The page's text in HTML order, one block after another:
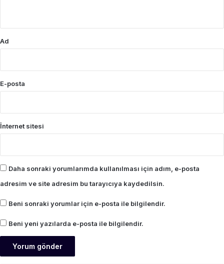
Ad
E-posta
İnternet sitesi
Daha sonraki yorumlarımda kullanılması için adım, e-posta
adresim ve site adresim bu tarayıcıya kaydedilsin.
Beni sonraki yorumlar için e-posta ile bilgilendir.
Beni yeni yazılarda e-posta ile bilgilendir.